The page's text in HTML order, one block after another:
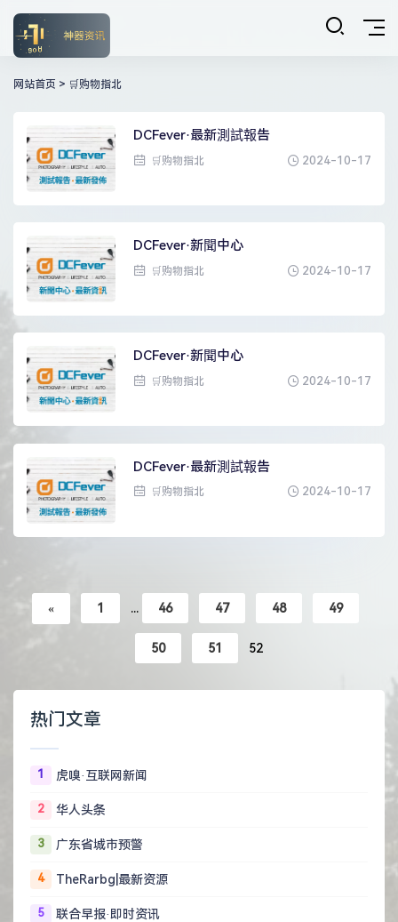
网站首页 > 🛒购物指北
DCFever·最新測試報告
🛒购物指北 2024-10-17
DCFever·新聞中心
🛒购物指北 2024-10-17
DCFever·新聞中心
🛒购物指北 2024-10-17
DCFever·最新測試報告
🛒购物指北 2024-10-17
« 1 ... 46 47 48 49
50 51 52
热门文章
1 虎嗅·互联网新闻
2 华人头条
3 广东省城市预警
4 TheRarbg|最新资源
5 联合早报·即时资讯